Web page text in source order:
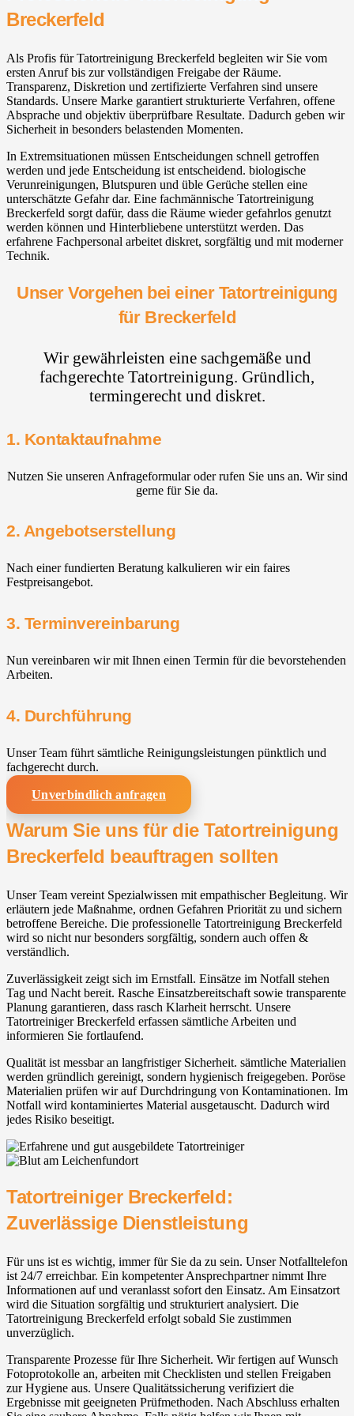
Breckerfeld
Als Profis für Tatortreinigung Breckerfeld begleiten wir Sie vom
ersten Anruf bis zur vollständigen Freigabe der Räume.
Transparenz, Diskretion und zertifizierte Verfahren sind unsere
Standards. Unsere Marke garantiert strukturierte Verfahren, offene
Absprache und objektiv überprüfbare Resultate. Dadurch geben wir
Sicherheit in besonders belastenden Momenten.
In Extremsituationen müssen Entscheidungen schnell getroffen
werden und jede Entscheidung ist entscheidend. biologische
Verunreinigungen, Blutspuren und üble Gerüche stellen eine
unterschätzte Gefahr dar. Eine fachmännische Tatortreinigung
Breckerfeld sorgt dafür, dass die Räume wieder gefahrlos genutzt
werden können und Hinterbliebene unterstützt werden. Das
erfahrene Fachpersonal arbeitet diskret, sorgfältig und mit moderner
Technik.
Unser Vorgehen bei einer Tatortreinigung
für Breckerfeld
Wir gewährleisten eine sachgemäße und
fachgerechte Tatortreinigung. Gründlich,
termingerecht und diskret.
1. Kontaktaufnahme
Nutzen Sie unseren Anfrageformular oder rufen Sie uns an. Wir sind
gerne für Sie da.
2. Angebotserstellung
Nach einer fundierten Beratung kalkulieren wir ein faires
Festpreisangebot.
3. Terminvereinbarung
Nun vereinbaren wir mit Ihnen einen Termin für die bevorstehenden
Arbeiten.
4. Durchführung
Unser Team führt sämtliche Reinigungsleistungen pünktlich und
fachgerecht durch.
Unverbindlich anfragen
Warum Sie uns für die Tatortreinigung
Breckerfeld beauftragen sollten
Unser Team vereint Spezialwissen mit empathischer Begleitung. Wir
erläutern jede Maßnahme, ordnen Gefahren Priorität zu und sichern
betroffene Bereiche. Die professionelle Tatortreinigung Breckerfeld
wird so nicht nur besonders sorgfältig, sondern auch offen &
verständlich.
Zuverlässigkeit zeigt sich im Ernstfall. Einsätze im Notfall stehen
Tag und Nacht bereit. Rasche Einsatzbereitschaft sowie transparente
Planung garantieren, dass rasch Klarheit herrscht. Unsere
Tatortreiniger Breckerfeld erfassen sämtliche Arbeiten und
informieren Sie fortlaufend.
Qualität ist messbar an langfristiger Sicherheit. sämtliche Materialien
werden gründlich gereinigt, sondern hygienisch freigegeben. Poröse
Materialien prüfen wir auf Durchdringung von Kontaminationen. Im
Notfall wird kontaminiertes Material ausgetauscht. Dadurch wird
jedes Risiko beseitigt.
Tatortreiniger Breckerfeld:
Zuverlässige Dienstleistung
Für uns ist es wichtig, immer für Sie da zu sein. Unser Notfalltelefon
ist 24/7 erreichbar. Ein kompetenter Ansprechpartner nimmt Ihre
Informationen auf und veranlasst sofort den Einsatz. Am Einsatzort
wird die Situation sorgfältig und strukturiert analysiert. Die
Tatortreinigung Breckerfeld erfolgt sobald Sie zustimmen
unverzüglich.
Transparente Prozesse für Ihre Sicherheit. Wir fertigen auf Wunsch
Fotoprotokolle an, arbeiten mit Checklisten und stellen Freigaben
zur Hygiene aus. Unsere Qualitätssicherung verifiziert die
Ergebnisse mit geeigneten Prüfmethoden. Nach Abschluss erhalten